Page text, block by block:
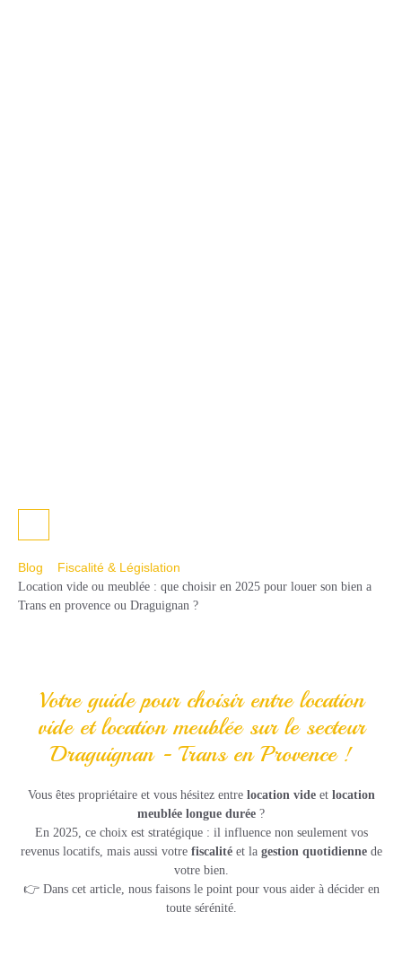
Blog
Fiscalité & Législation
Location vide ou meublée : que choisir en 2025 pour louer son bien a
Trans en provence ou Draguignan ?
Votre guide pour choisir entre location
vide et location meublée sur le secteur
Draguignan - Trans en Provence !
Vous êtes propriétaire et vous hésitez entre location videet location
meublée longue durée ?
En 2025, ce choix est stratégique : il influence non seulement vos
revenus locatifs, mais aussi votre fiscalitéet la gestion quotidiennede
votre bien.
👉 Dans cet article, nous faisons le point pour vous aider à décider en
toute sérénité.